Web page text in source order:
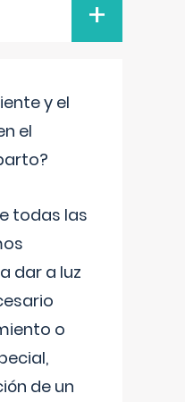
+
y el
el
todas las
dar a luz
o
de un